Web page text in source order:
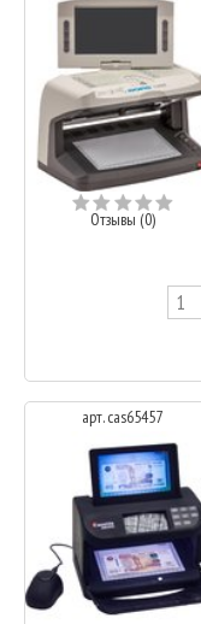
Отзывы (0)
арт. cas65457